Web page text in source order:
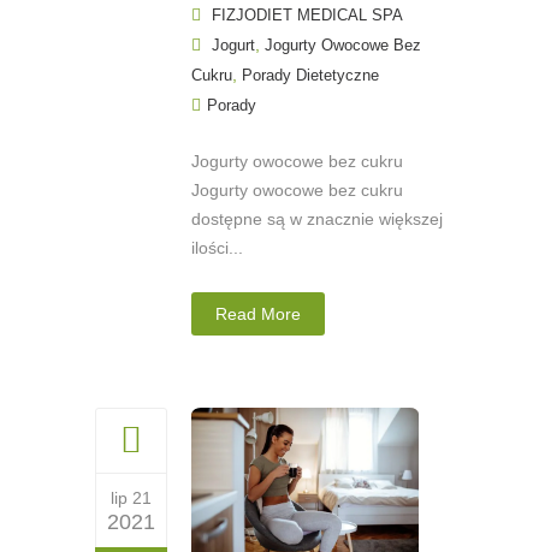
FIZJODIET MEDICAL SPA
Jogurt Jogurty Owocowe Bez
Cukru
Porady Dietetyczne
Porady
Jogurty owocowe bez cukru
Jogurty owocowe bez cukru
dostępne są w znacznie większej
ilości...
Read More
lip 21
2021